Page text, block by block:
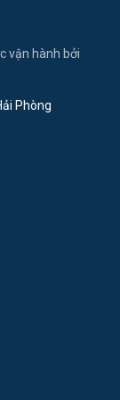
vận hành bởi
Phòng